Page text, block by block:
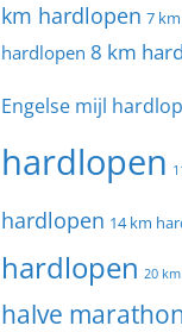
km hardlopen 7
hardlopen 8 km
Engelse mijl
hardlopen
hardlopen 14 km
hardlopen 20
halve